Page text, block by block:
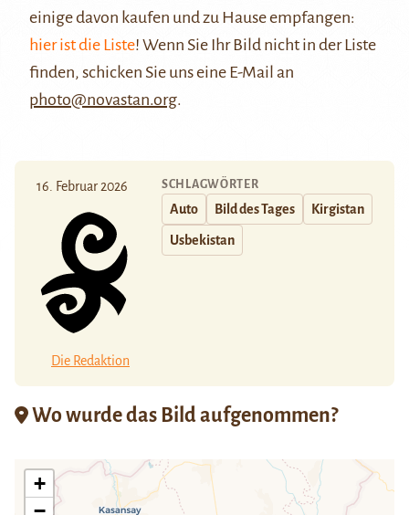
einige davon kaufen und zu Hause empfangen:
hier ist die Liste! Wenn Sie Ihr Bild nicht in der Liste
finden, schicken Sie uns eine E-Mail an
photo@novastan.org.
16. Februar 2026
Die Redaktion
SCHLAGWÖRTER
Auto Bild des Tages Kirgistan
Usbekistan
Wo wurde das Bild aufgenommen?
+